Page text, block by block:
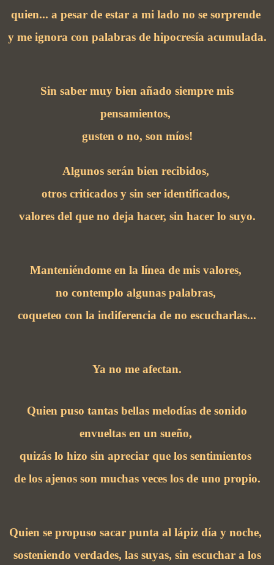
quien... a pesar de estar a mi lado no se sorprende
y me ignora con palabras de hipocresía acumulada.
Sin saber muy bien añado siempre mis
pensamientos,
gusten o no, son míos!
Algunos serán bien recibidos,
otros criticados y sin ser identificados,
valores del que no deja hacer, sin hacer lo suyo.
Manteniéndome en la línea de mis valores,
no contemplo algunas palabras,
coqueteo con la indiferencia de no escucharlas...
Ya no me afectan.
Quien puso tantas bellas melodías de sonido
envueltas en un sueño,
quizás lo hizo sin apreciar que los sentimientos
de los ajenos son muchas veces los de uno propio.
Quien se propuso sacar punta al lápiz día y noche,
sosteniendo verdades, las suyas, sin escuchar a los